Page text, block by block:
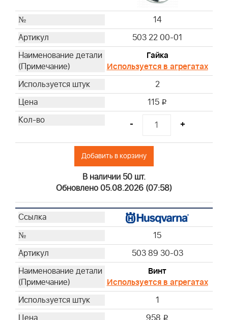
14
503 22 00-01
Гайка
Используется в агрегатах
2
115 i
- +
Добавить в корзину
В наличии 50 шт.
Обновлено 05.08.2026 (07:58)
15
503 89 30-03
Винт
Используется в агрегатах
1
i